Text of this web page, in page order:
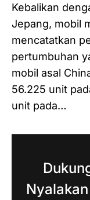
Kebalikan
Jepang, mobil
mencatatkan
pertumbuhan
mobil asal
56.225 unit
unit pada…